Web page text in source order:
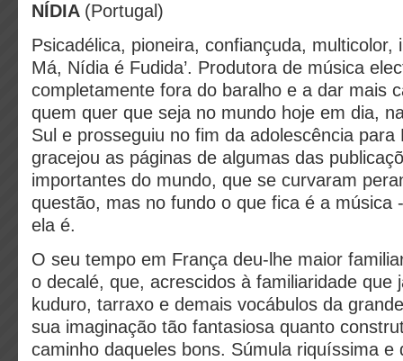
NÍDIA (Portugal)
Psicadélica, pioneira, confiançuda, multicolor,
Má, Nídia é Fudida’. Produtora de música
completamente fora do baralho e a dar mais
quem quer que seja no mundo hoje em dia,
Sul e prosseguiu no fim da adolescência para
gracejou as páginas de algumas das
importantes do mundo, que se curvaram
questão, mas no fundo o que fica é a música
ela é.
O seu tempo em França deu-lhe maior
o decalé, que, acrescidos à familiaridade que
kuduro, tarraxo e demais vocábulos da
sua imaginação tão fantasiosa quanto
caminho daqueles bons. Súmula riquíssima e